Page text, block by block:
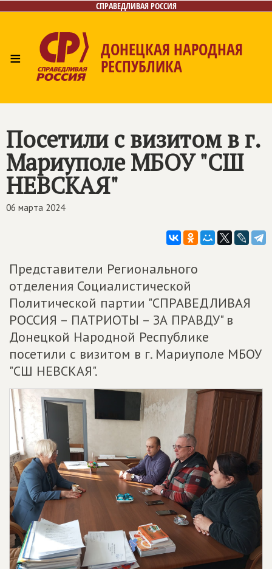
СПРАВЕДЛИВАЯ РОССИЯ
≡ ДОНЕЦКАЯ НАРОДНАЯ
РЕСПУБЛИКА
Посетили с визитом в г.
Мариуполе МБОУ "СШ
НЕВСКАЯ"
06 марта 2024
Представители Регионального
отделения Социалистической
Политической партии "СПРАВЕДЛИВАЯ
РОССИЯ – ПАТРИОТЫ – ЗА ПРАВДУ" в
Донецкой Народной Республике
посетили с визитом в г. Мариуполе МБОУ
"СШ НЕВСКАЯ".